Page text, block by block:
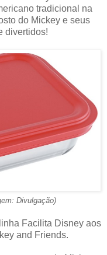
tradicional na
do Mickey e seus
divertidos!
Divulgação)
Facilita Disney aos
and Friends.